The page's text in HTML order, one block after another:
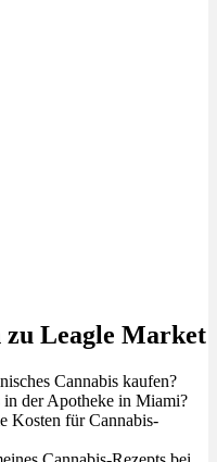
zu Leagle Market
Cannabis kaufen?
in der Apotheke in Miami?
Kosten für Cannabis-